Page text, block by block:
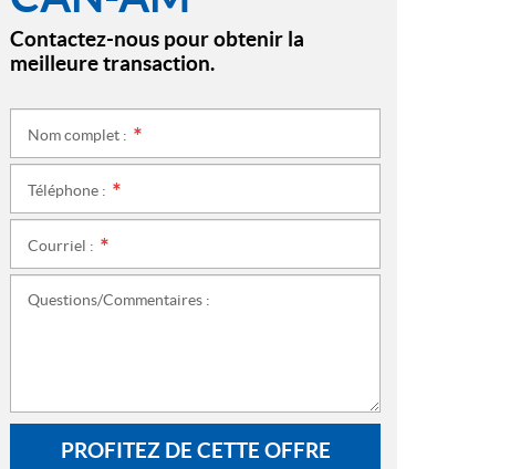
Contactez-nous pour obtenir la
meilleure transaction.
Nom complet :
Téléphone :
Courriel :
Questions/Commentaires :
PROFITEZ DE CETTE OFFRE